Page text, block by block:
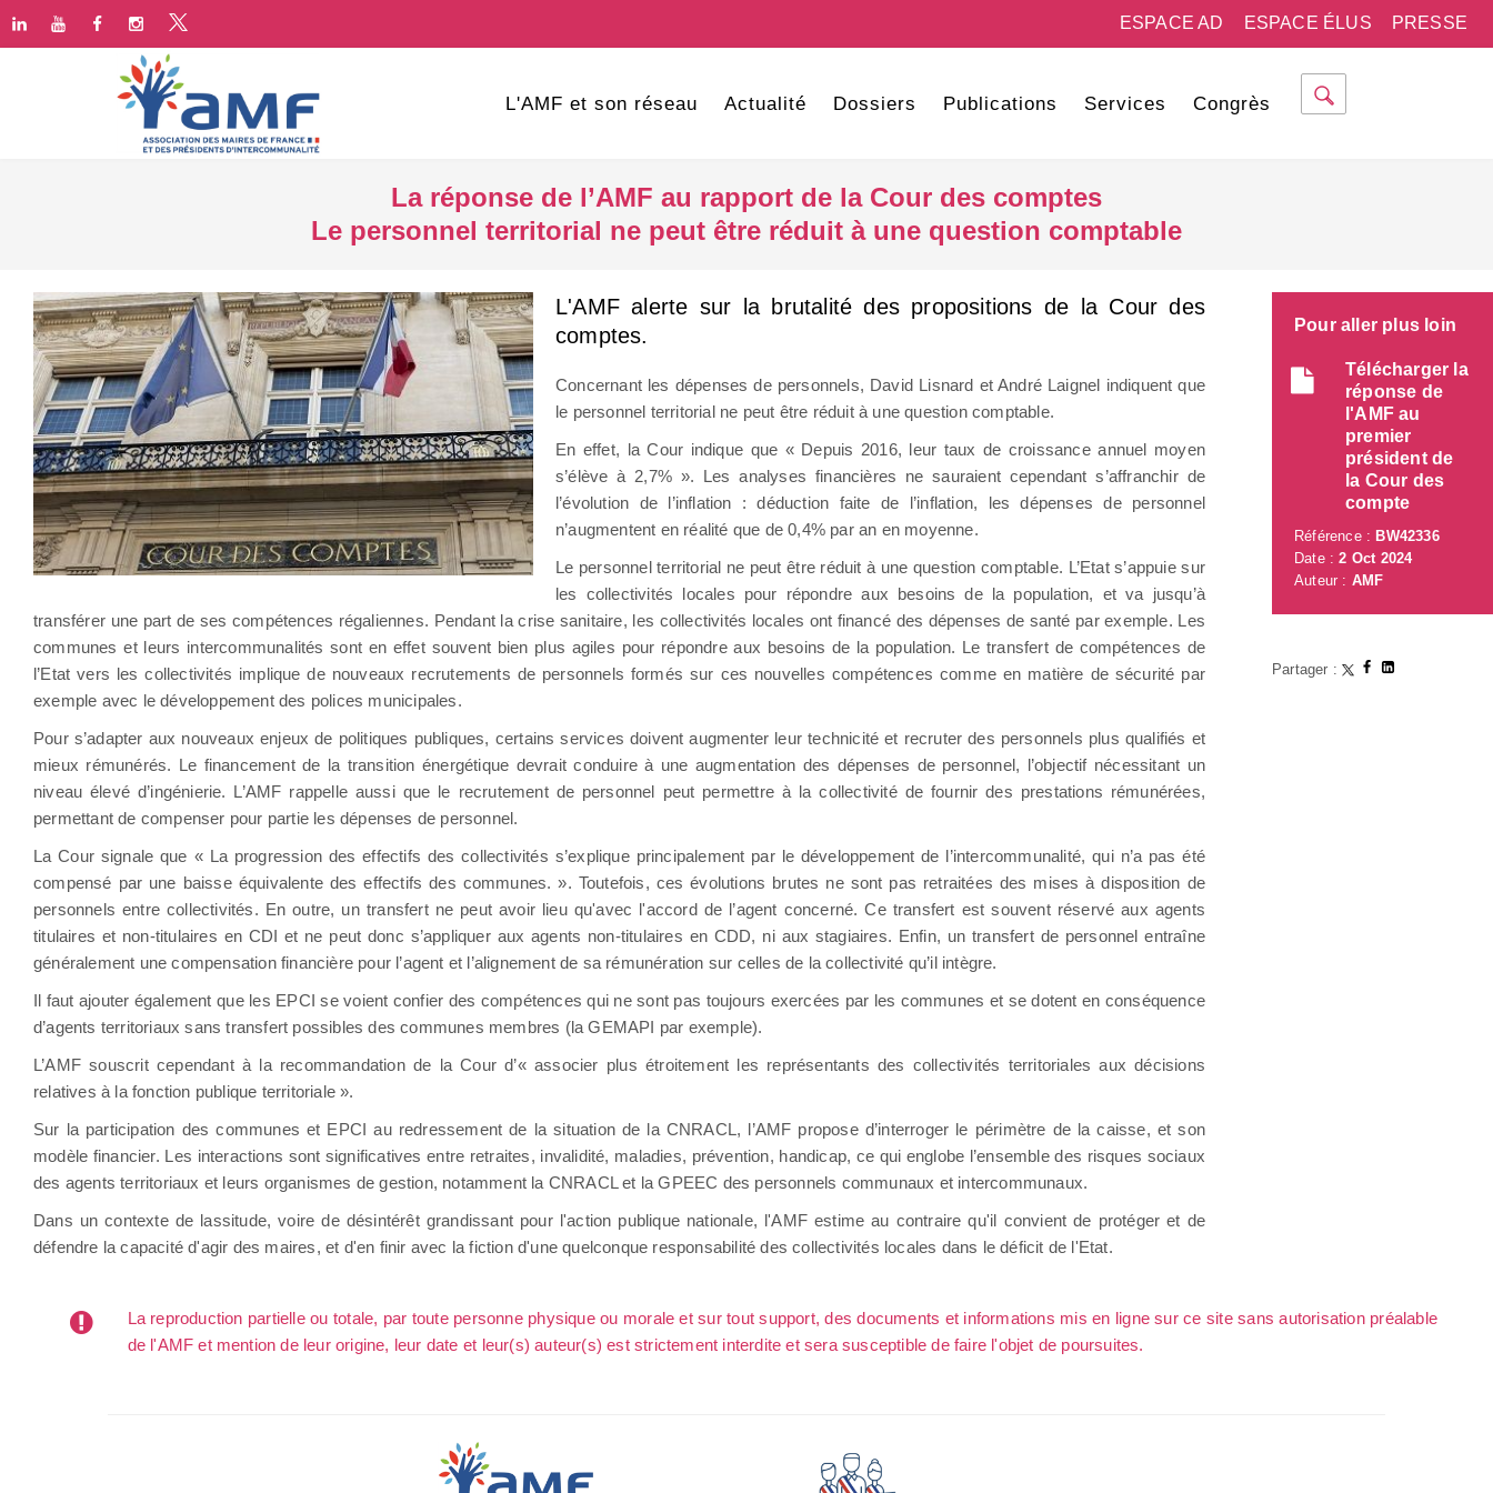
PRESSE
ESPACE ÉLUS
ESPACE AD
L'AMF et son réseau Actualité Dossiers Publications Services Congrès
La réponse de l’AMF au rapport de la Cour des comptes
Le personnel territorial ne peut être réduit à une question comptable
L'AMF alerte sur la brutalité des propositions de la Cour des
comptes.
Concernant les dépenses de personnels, David Lisnard et André Laignel indiquent que
le personnel territorial ne peut être réduit à une question comptable.
En effet, la Cour indique que « Depuis 2016, leur taux de croissance annuel moyen
s’élève à 2,7% ». Les analyses financières ne sauraient cependant s’affranchir de
l’évolution de l’inflation : déduction faite de l’inflation, les dépenses de personnel
n’augmentent en réalité que de 0,4% par an en moyenne.
Le personnel territorial ne peut être réduit à une question comptable. L’Etat s’appuie sur
les collectivités locales pour répondre aux besoins de la population, et va jusqu’à
transférer une part de ses compétences régaliennes. Pendant la crise sanitaire, les collectivités locales ont financé des dépenses de santé par exemple. Les
communes et leurs intercommunalités sont en effet souvent bien plus agiles pour répondre aux besoins de la population. Le transfert de compétences de
l’Etat vers les collectivités implique de nouveaux recrutements de personnels formés sur ces nouvelles compétences comme en matière de sécurité par
exemple avec le développement des polices municipales.
Pour s’adapter aux nouveaux enjeux de politiques publiques, certains services doivent augmenter leur technicité et recruter des personnels plus qualifiés et
mieux rémunérés. Le financement de la transition énergétique devrait conduire à une augmentation des dépenses de personnel, l’objectif nécessitant un
niveau élevé d’ingénierie. L’AMF rappelle aussi que le recrutement de personnel peut permettre à la collectivité de fournir des prestations rémunérées,
permettant de compenser pour partie les dépenses de personnel.
La Cour signale que « La progression des effectifs des collectivités s’explique principalement par le développement de l’intercommunalité, qui n’a pas été
compensé par une baisse équivalente des effectifs des communes. ». Toutefois, ces évolutions brutes ne sont pas retraitées des mises à disposition de
personnels entre collectivités. En outre, un transfert ne peut avoir lieu qu'avec l'accord de l’agent concerné. Ce transfert est souvent réservé aux agents
titulaires et non-titulaires en CDI et ne peut donc s’appliquer aux agents non-titulaires en CDD, ni aux stagiaires. Enfin, un transfert de personnel entraîne
généralement une compensation financière pour l’agent et l’alignement de sa rémunération sur celles de la collectivité qu’il intègre.
Il faut ajouter également que les EPCI se voient confier des compétences qui ne sont pas toujours exercées par les communes et se dotent en conséquence
d’agents territoriaux sans transfert possibles des communes membres (la GEMAPI par exemple).
L’AMF souscrit cependant à la recommandation de la Cour d’« associer plus étroitement les représentants des collectivités territoriales aux décisions
relatives à la fonction publique territoriale ».
Sur la participation des communes et EPCI au redressement de la situation de la CNRACL, l’AMF propose d’interroger le périmètre de la caisse, et son
modèle financier. Les interactions sont significatives entre retraites, invalidité, maladies, prévention, handicap, ce qui englobe l’ensemble des risques sociaux
des agents territoriaux et leurs organismes de gestion, notamment la CNRACL et la GPEEC des personnels communaux et intercommunaux.
Dans un contexte de lassitude, voire de désintérêt grandissant pour l'action publique nationale, l'AMF estime au contraire qu'il convient de protéger et de
défendre la capacité d'agir des maires, et d'en finir avec la fiction d'une quelconque responsabilité des collectivités locales dans le déficit de l'Etat.
Pour aller plus loin
Télécharger la
réponse de
l'AMF au
premier
président de
la Cour des
compte
Référence : BW42336
Date :2 Oct 2024
Auteur : AMF
Partager :
La reproduction partielle ou totale, par toute personne physique ou morale et sur tout support, des documents et informations mis en ligne sur ce site sans autorisation préalable
de l'AMF et mention de leur origine, leur date et leur(s) auteur(s) est strictement interdite et sera susceptible de faire l'objet de poursuites.